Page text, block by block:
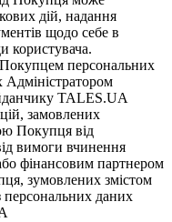
дій, надання
щодо себе в
користувача.
персональних
Адміністратором
TALES.UA
замовлених
Покупця від
вимоги вчинення
фінансовим партнером
зумовлених змістом
персональних даних